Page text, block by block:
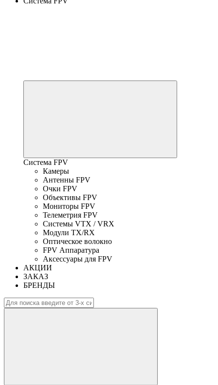
Система FPV
Камеры
Антенны FPV
Очки FPV
Объективы FPV
Мониторы FPV
Телеметрия FPV
Системы VTX / VRX
Модули TX/RX
Оптическое волокно
FPV Аппаратура
Аксессуары для FPV
АКЦИИ
ЗАКАЗ
БРЕНДЫ